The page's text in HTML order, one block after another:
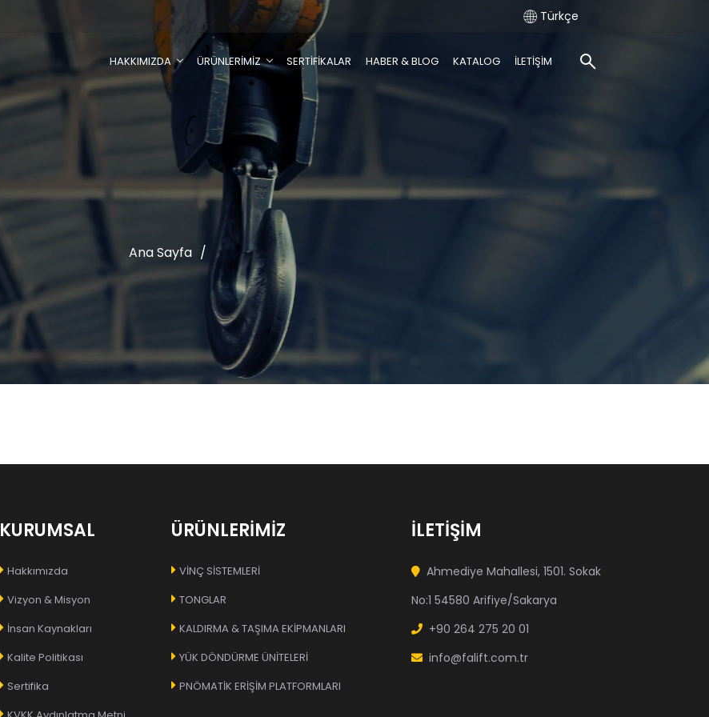
Türkçe
HAKKIMIZDA ÜRÜNLERİMİZ SERTİFİKALAR HABER & BLOG KATALOG İLETİŞİM
Ana Sayfa /
KURUMSAL
Hakkımızda
Vizyon & Misyon
İnsan Kaynakları
Kalite Politikası
Sertifika
ÜRÜNLERİMİZ
VİNÇ SİSTEMLERİ
TONGLAR
KALDIRMA & TAŞIMA EKİPMANLARI
YÜK DÖNDÜRME ÜNİTELERİ
PNÖMATİK ERİŞİM PLATFORMLARI
İLETİŞİM
Ahmediye Mahallesi, 1501. Sokak
No:1 54580 Arifiye/Sakarya
+90 264 275 20 01
info@falift.com.tr